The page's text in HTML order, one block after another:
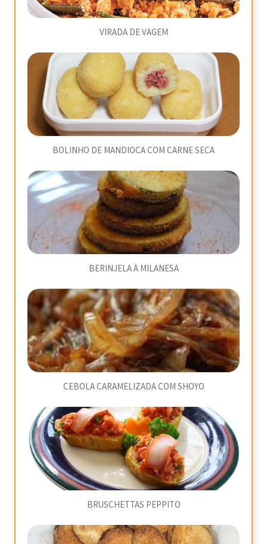
VIRADA DE VAGEM
BOLINHO DE MANDIOCA COM CARNE SECA
BERINJELA À MILANESA
CEBOLA CARAMELIZADA COM SHOYO
BRUSCHETTAS PEPPITO